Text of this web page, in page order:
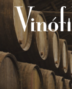
Skip
main
content